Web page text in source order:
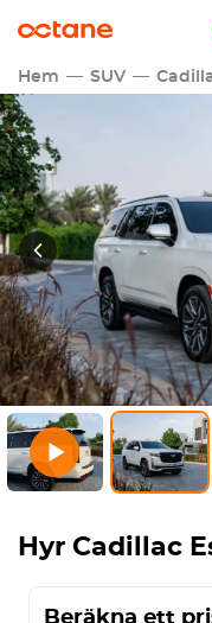
Hem SUV
Hyr Cadillac
Beräkna ett